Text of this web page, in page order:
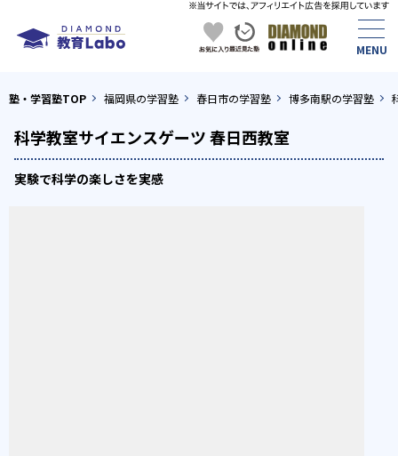
塾・学習塾TOP 福岡県の学習塾 春日市の学習塾 博多南駅の学習塾
科学教室サイエンスゲーツ 春日西教室
実験で科学の楽しさを実感